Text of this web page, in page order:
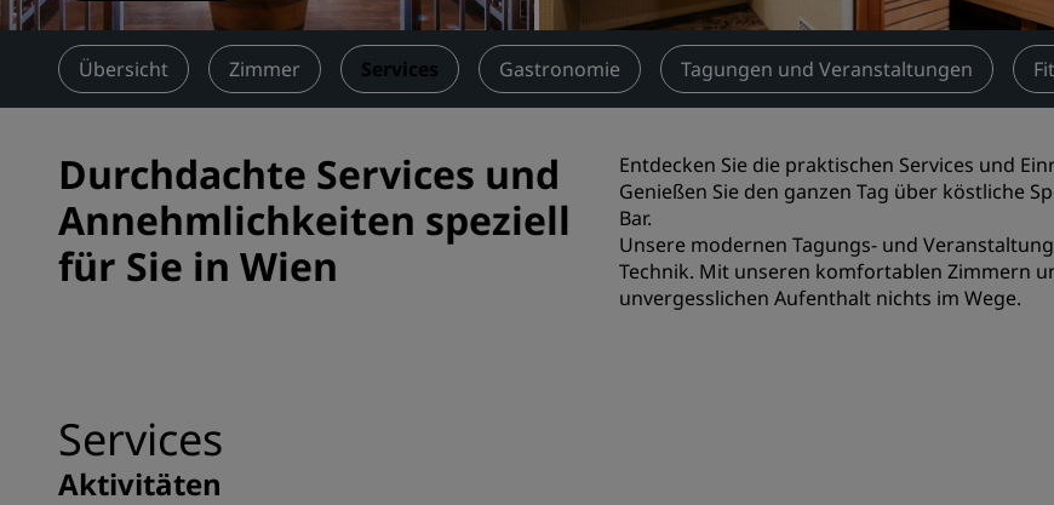
Branchenlösungen
Flüge suchen
Restaurants
Nach einem
Digitale Services
Übersicht Zimmer Services Gastronomie Tagungen und Veranstaltungen
Durchdachte Services und
Annehmlichkeiten speziell
für Sie in Wien
Entdecken Sie die praktischen Services und
Genießen Sie den ganzen Tag über köstliche
Bar.
Unsere modernen Tagungs- und
Technik. Mit unseren komfortablen Zimmern
unvergesslichen Aufenthalt nichts im Wege.
Services
Aktivitäten